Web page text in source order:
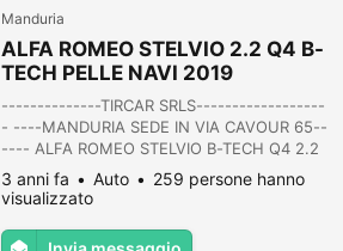
Manduria
ALFA ROMEO STELVIO 2.2 Q4 B-
TECH PELLE NAVI 2019
--------------TIRCAR SRLS------------------
- ----MANDURIA SEDE IN VIA CAVOUR 65--
---- ALFA ROMEO STELVIO B-TECH Q4 2.2
190CV 140KW ANNO 2019 AUTO IN ARRIVO
AUTO ITALIANA UNIPROPRIETARIO KM
--OPTIONAL-------------------- -VERSIONE
3 anni fa Auto
259 persone hanno
visualizzato